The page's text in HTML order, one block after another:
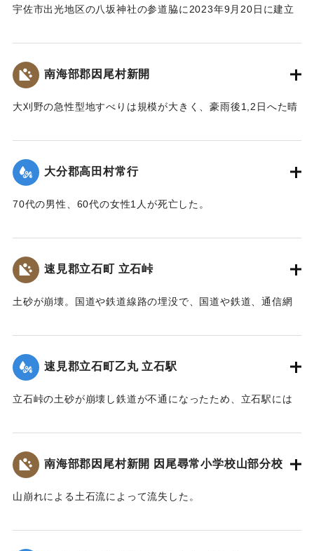
[学生CERDの感想]
の甚大さが伺えた。
｜固有コード:00481077
宇佐市出光地区の八坂神社の参道脇に2023年9月20日に建立
1943（昭和18）年9月20日に発生した大規模な土石流によ
り、八坂神社周辺の集落が被害を受けた。
災害発生当時の新聞には死者27人と記載されているが、近く
また、八坂神社の本殿は土石流により流失したが、石碑のそ
【碑文】
昭和一八年（一九四三年）大分県下を襲った台風二十六号
は、九月二十日、宇佐市の旧北馬城村出光地区に「山津波」
たらしただけでなく、多くの家屋をのみ込み、二十九人もの
尊い命を奪いました。
太平洋戦争中だったこともあり、新聞にも大きくは取り扱
事にも拘らず、宇佐市史に記録されることもなく、多くの市
のは、「北馬城の昔をたずねる会」の皆さんでした。その活
動に対して改めて敬意を表します。
令和五年はこの災害から八十年目の節目の年に当たりま
て、災害の実相を伝承するとともに、その風化を防ぎ、防
碑を建立します。
遺族関係者一同
南海部郡因尾村新開
大刈野の急性型地すべりは規模が大きく、豪雨後1,2日へた晴
り、500m上流の新開部落の小学校校舎を浮上し、2.5～3Km
上流に逆流させ、樫ノ峯部落の下流1Kmのところでとまっ
た。天然ダムはその後きれて下流に大水害を与えている。奥
戸主はいまもなお行方不明である。
【出典：日本の国土 : 自然と開発 下（小出博,東京大学出版
会, 1973）】
｜固有コード:
大分郡高田村常行
70代の男性、60代の女性1人が死亡した。
｜固有コード:00481071
速見郡立石町 立石峠
土砂が崩壊。国道や鉄道線路の埋没で、国道や鉄道、通信網
会をを開いて災害復旧対策を協議した。22日には、町民を総
動員して立石峠の鉄道線路と国道の復旧作業に着手した。昼
夜兼行の奮闘のかいあって23日午前中には、早くも列車の開
及んだが、食事は、すべて婦人会員の炊き出しによってまか
め車馬が通行できるようになったのは10月3日であった。
文化研究会 松原保則氏の報告による）】
｜固有コード:00481072
速見郡立石町乙丸 立石駅
立石峠の土砂が崩壊し鉄道が不通になったため、立石駅には
であるから乗客の中には多くの応召兵も含まれていた。立石
駅付近の街は浸水し濁流が洗っていたが、立石町長は、婦人
会員を召集して炊き出しをし、列車の乗客に配給した。
【出典：山香町誌（山香町誌刊行会、1982）（おおいた石造
南海部郡因尾村新開 因尾尋常小学校山部分校
山崩れによる土石流によって流失した。